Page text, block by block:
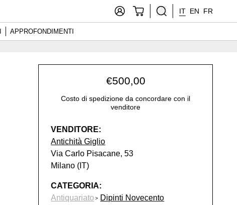
IT EN FR
APPROFONDIMENTI
€500,00
Costo di spedizione da concordare con il
venditore
VENDITORE:
Antichità Giglio
Via Carlo Pisacane, 53
Milano (IT)
CATEGORIA:
Antiquariato
Dipinti Novecento